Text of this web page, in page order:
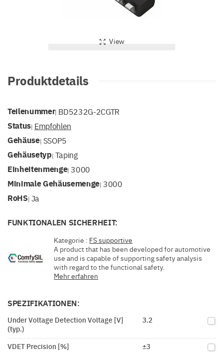
View
Produktdetails
Teilenummer| BD5232G-2CGTR
Status| Empfohlen
Gehäuse| SSOP5
Gehäusetyp| Taping
Einheitenmenge| 3000
Minimale Gehäusemenge| 3000
RoHS| Ja
FUNKTIONALEN SICHERHEIT:
Kategorie : FS supportive
A product that has been developed for automotive
use and is capable of supporting safety analysis
with regard to the functional safety.
Mehr erfahren
SPEZIFIKATIONEN:
Under Voltage Detection Voltage [V]
(typ.)
3.2
VDET Precision [%] ±3